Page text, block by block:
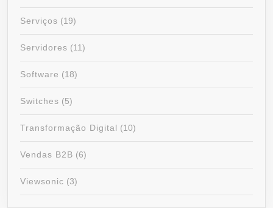
Serviços (19)
Servidores (11)
Software (18)
Switches (5)
Transformação Digital (10)
Vendas B2B (6)
Viewsonic (3)